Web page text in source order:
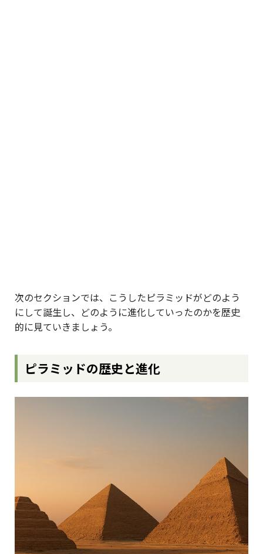
次のセクションでは、こうしたピラミッドがどのよう
にして誕生し、どのように進化していったのかを歴史
的に見ていきましょう。
ピラミッドの歴史と進化